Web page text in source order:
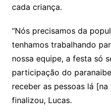
cada criança.
“Nós precisamos da
tenhamos trabalhando
nossa equipe, a festa só
participação do
receber as pessoas lá
finalizou, Lucas.